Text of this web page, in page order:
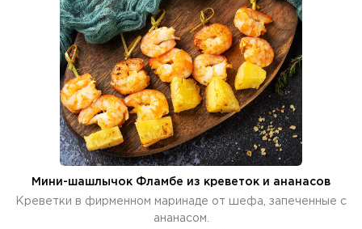
Мини-шашлычок Фламбе из креветок и ананасов
Креветки в фирменном маринаде от шефа, запеченные с
ананасом.